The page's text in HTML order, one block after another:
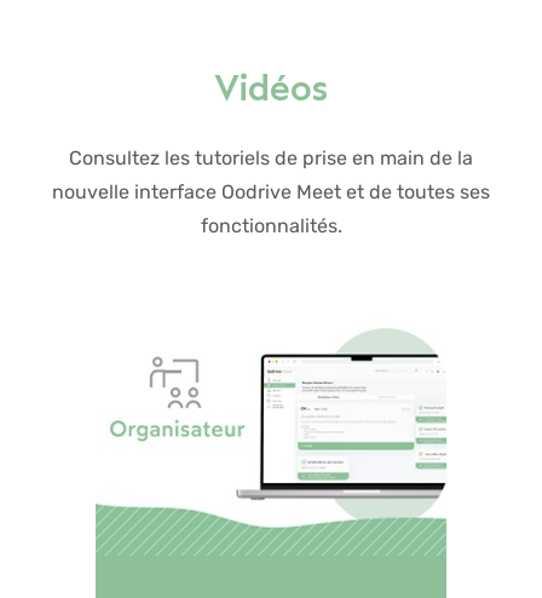
Vidéos
Consultez les tutoriels de prise en main de la
nouvelle interface Oodrive Meet et de toutes ses
fonctionnalités.